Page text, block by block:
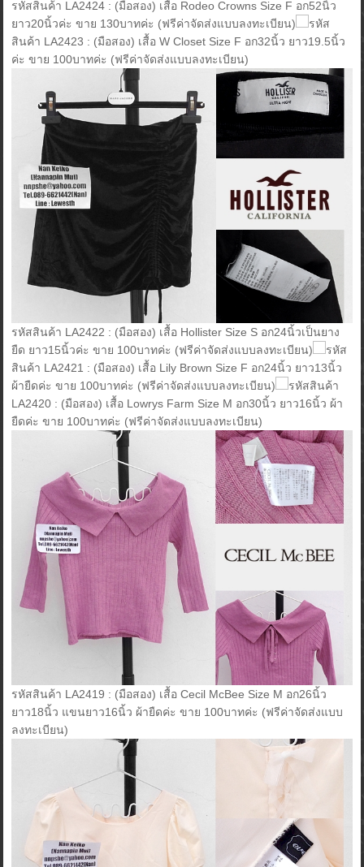
รหัสสินค้า LA2424 : (มือสอง) เสื้อ Rodeo Crowns Size F อก52นิ้ว
ยาว20นิ้วค่ะ ขาย 130บาทค่ะ (ฟรีค่าจัดส่งแบบลงทะเบียน)
รหัส
สินค้า LA2423 : (มือสอง) เสื้อ W Closet Size F อก32นิ้ว ยาว19.5นิ้ว
ค่ะ ขาย 100บาทค่ะ (ฟรีค่าจัดส่งแบบลงทะเบียน)
รหัสสินค้า LA2422 : (มือสอง) เสื้อ Hollister Size S อก24นิ้วเป็นยาง
ยืด ยาว15นิ้วค่ะ ขาย 100บาทค่ะ (ฟรีค่าจัดส่งแบบลงทะเบียน)
รหัส
สินค้า LA2421 : (มือสอง) เสื้อ Lily Brown Size F อก24นิ้ว ยาว13นิ้ว
ผ้ายืดค่ะ ขาย 100บาทค่ะ (ฟรีค่าจัดส่งแบบลงทะเบียน)
รหัสสินค้า
LA2420 : (มือสอง) เสื้อ Lowrys Farm Size M อก30นิ้ว ยาว16นิ้ว ผ้า
ยืดค่ะ ขาย 100บาทค่ะ (ฟรีค่าจัดส่งแบบลงทะเบียน)
รหัสสินค้า LA2419 : (มือสอง) เสื้อ Cecil McBee Size M อก26นิ้ว
ยาว18นิ้ว แขนยาว16นิ้ว ผ้ายืดค่ะ ขาย 100บาทค่ะ (ฟรีค่าจัดส่งแบบ
ลงทะเบียน)